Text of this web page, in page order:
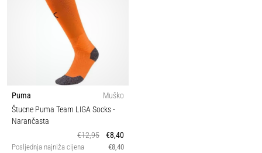
Puma
Muško
Štucne Puma Team LIGA Socks-
Narančasta
€12,95
€8,40
Posljednja najniža cijena €8,40